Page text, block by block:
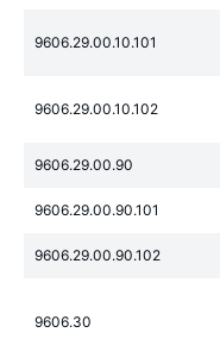
9606.29.00.10.101
9606.29.00.10.102
9606.29.00.90
9606.29.00.90.101
9606.29.00.90.102
9606.30